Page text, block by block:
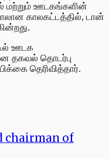
மற்றும் ஊடகங்களின்
காலகட்டத்தில், டான்
ஊடக
தகவல் தொடர்பு
தெரிவித்தார்.
chairman of